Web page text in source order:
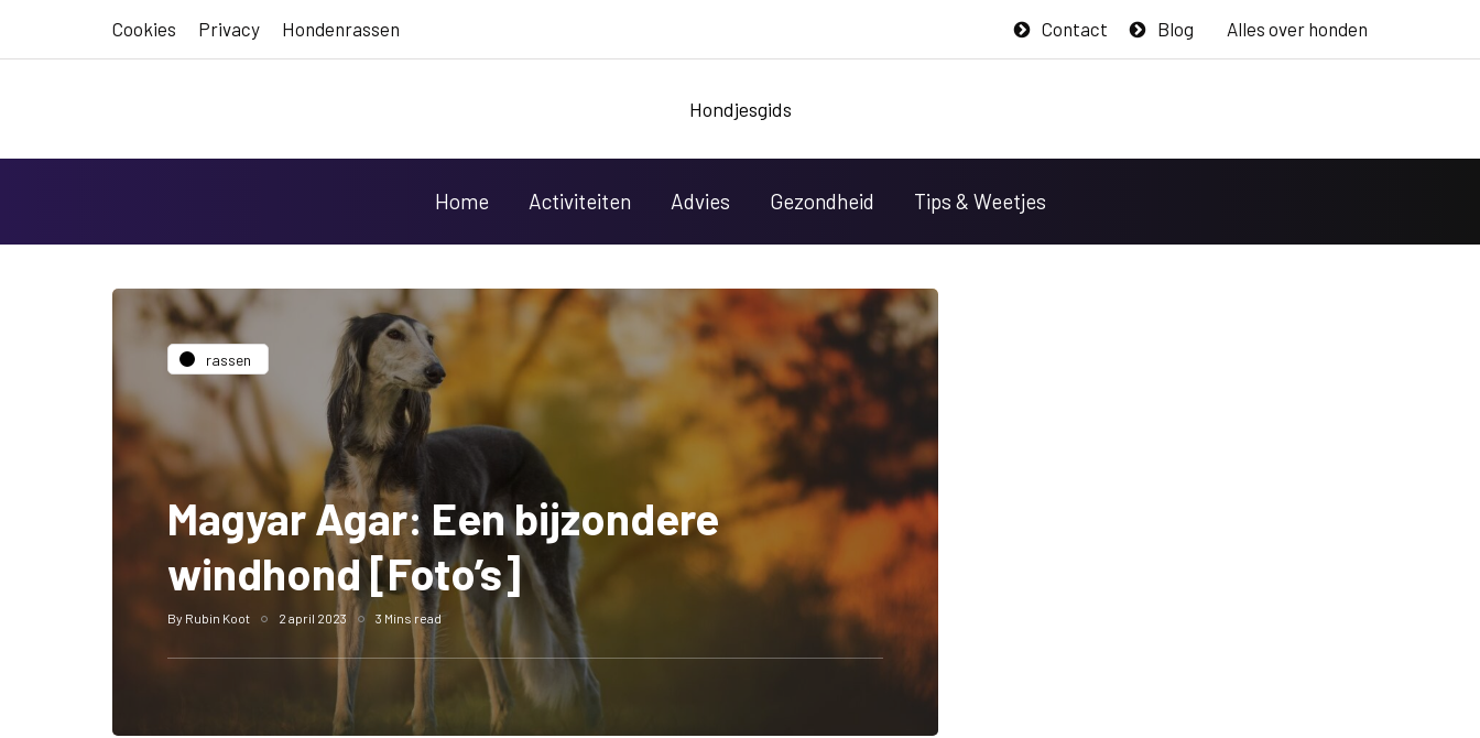
Cookies Privacy Hondenrassen Blog
Contact Alles over honden
Hondjesgids
Home Activiteiten Advies Gezondheid Tips & Weetjes
rassen
Magyar Agar: Een bijzondere
windhond [Foto’s]
By Rubin Koot 2 april 2023 3 Mins read